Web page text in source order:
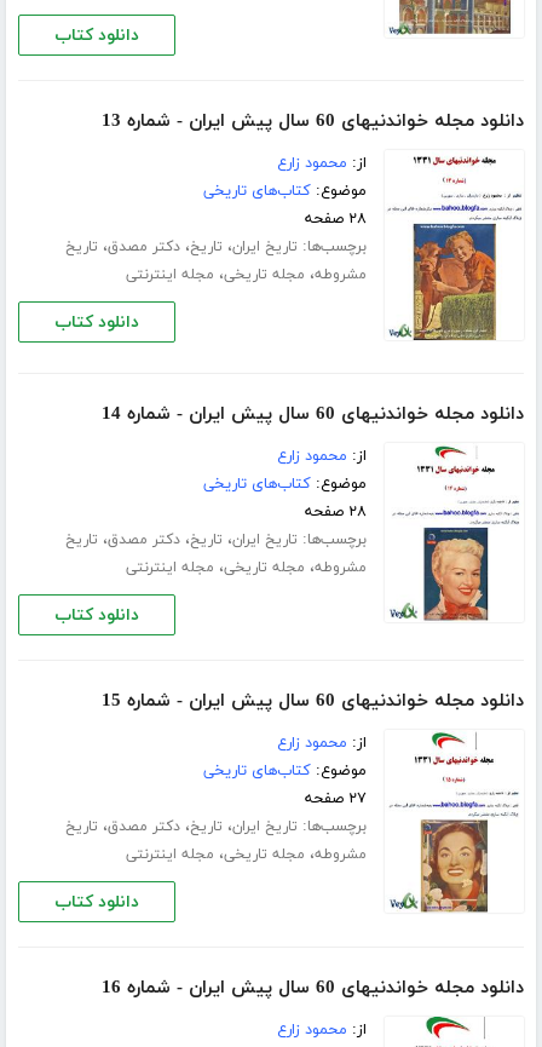
دانلود کتاب
دانلود مجله خواندنیهای 60 سال پیش ایران - شماره 13
از: محمود زارع
موضوع:کتاب‌های تاریخی
۲۸ صفحه
برچسب‌ها: تاریخ ایران، تاریخ،دکتر مصدق، تاریخ
مشروطه، مجله تاریخی، مجله اینترنتی
دانلود کتاب
دانلود مجله خواندنیهای 60 سال پیش ایران - شماره 14
از: محمود زارع
موضوع:کتاب‌های تاریخی
۲۸ صفحه
برچسب‌ها: تاریخ ایران، تاریخ،دکتر مصدق، تاریخ
مشروطه، مجله تاریخی، مجله اینترنتی
دانلود کتاب
دانلود مجله خواندنیهای 60 سال پیش ایران - شماره 15
از: محمود زارع
موضوع:کتاب‌های تاریخی
۲۷ صفحه
برچسب‌ها: تاریخ ایران، تاریخ،دکتر مصدق، تاریخ
مشروطه، مجله تاریخی، مجله اینترنتی
دانلود کتاب
دانلود مجله خواندنیهای 60 سال پیش ایران - شماره 16
از: محمود زارع